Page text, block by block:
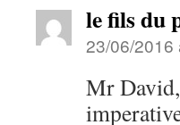
le fils du
23/06/2016
Mr